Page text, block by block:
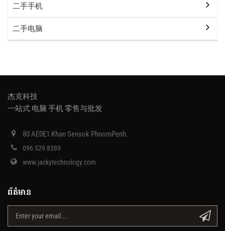
二手手机
二手电脑
杰克科技
一站式 电脑 手机 零售与批发
80 AE0E1 Khan Sensok PhnomPenh.
096 529 8389
www.jackytechnology.com
ព័ត៌មាន